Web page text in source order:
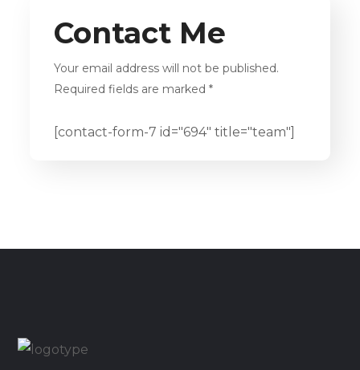
Contact Me
Your email address will not be published.
Required fields are marked *
[contact-form-7 id="694" title="team"]